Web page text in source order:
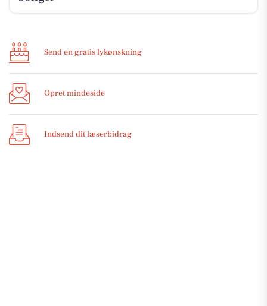
Send en gratis lykønskning
Opret mindeside
Indsend dit læserbidrag